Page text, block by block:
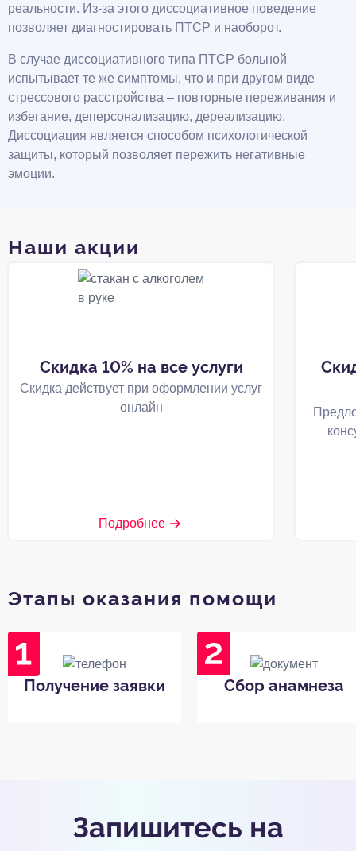
реальности. Из-за этого диссоциативное поведение
позволяет диагностировать ПТСP и наоборот.
В случае диссоциативного типа ПТСP больной
испытывает те же симптомы, что и при другом виде
стрессового расстройства – повторные переживания и
избегание, деперсонализацию, дереализацию.
Диссоциация является способом психологической
защиты, который позволяет пережить негативные
эмоции.
Наши акции
Скидка 10% на все услуги
Скидка действует при оформлении услуг
онлайн
Подробнее
Этапы оказания помощи
Получение заявки Сбор анамнеза
Запишитесь на